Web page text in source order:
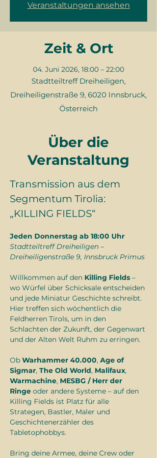
Veranstaltungen ansehen
Zeit & Ort
04. Juni 2026, 18:00 – 22:00
Stadtteiltreff Dreiheiligen,
Dreiheiligenstraße 9, 6020 Innsbruck,
Österreich
Über die
Veranstaltung
Transmission aus dem
Segmentum Tirolia:
„KILLING FIELDS“
Jeden Donnerstag ab 18:00 Uhr
Stadtteiltreff Dreiheiligen –
Dreiheiligenstraße 9, Innsbruck Primus
Willkommen auf den Killing Fields –
wo Würfel über Schicksale entscheiden
und jede Miniatur Geschichte schreibt.
Hier treffen sich wöchentlich die
Feldherren Tirols, um in den
Schlachten der Zukunft, der Gegenwart
und der Alten Welt Ruhm zu erringen.
Ob Warhammer 40.000, Age of
Sigmar, The Old World, Malifaux,
Warmachine, MESBG / Herr der
Ringe oder andere Systeme – auf den
Killing Fields ist Platz für alle
Strategen, Bastler, Maler und
Geschichtenerzähler des
Tabletophobbys.
Bring deine Armee, deine Crew oder